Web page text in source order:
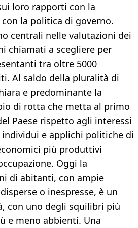
loro rapporti con la
la politica di governo.
centrali nelle valutazioni dei
chiamati a scegliere per
tra oltre 5000
Al saldo della pluralità di
e predominante la
di rotta che metta al primo
Paese rispetto agli interessi
e applichi politiche di
più produttivi
Oggi la
di abitanti, con ampie
o inespresse, è un
con uno degli squilibri più
e meno abbienti. Una